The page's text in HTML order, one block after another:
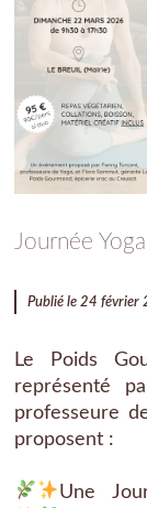
Journée
Publié le 24 février
Le Poids
représenté
professeure
proposent :
Une